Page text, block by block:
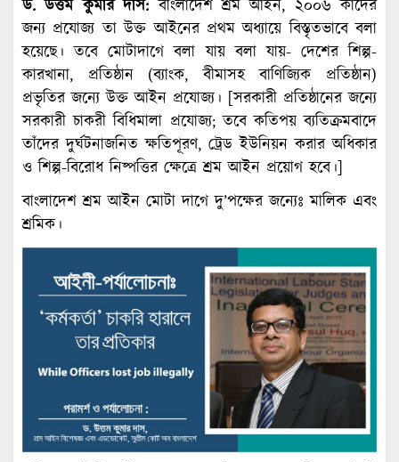
ড. উত্তম কুমার দাস:বাংলাদেশ শ্রম আইন, ২০০৬ কাদের
জন্য প্রযোজ্য তা উক্ত আইনের প্রথম অধ্যায়ে বিস্তৃতভাবে বলা
হয়েছে। তবে মোটাদাগে বলা যায় বলা যায়- দেশের শিল্প-
কারখানা, প্রতিষ্ঠান (ব্যাংক, বীমাসহ বাণিজ্যিক প্রতিষ্ঠান)
প্রভৃতির জন্যে উক্ত আইন প্রযোজ্য। [সরকারী প্রতিষ্ঠানের জন্যে
সরকারী চাকরী বিধিমালা প্রযোজ্য; তবে কতিপয় ব্যতিক্রমবাদে
তাঁদের দুর্ঘটনাজনিত ক্ষতিপূরণ, ট্রেড ইউনিয়ন করার অধিকার
ও শিল্প-বিরোধ নিষ্পত্তির ক্ষেত্রে শ্রম আইন প্রয়োগ হবে।]
বাংলাদেশ শ্রম আইন মোটা দাগে দু’পক্ষের জন্যেঃ মালিক এবং
শ্রমিক।